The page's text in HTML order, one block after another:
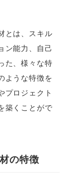
とは、スキル
ン能力、自己
た、様々な特
ような特徴を
プロジェクト
築くことがで
の特徴